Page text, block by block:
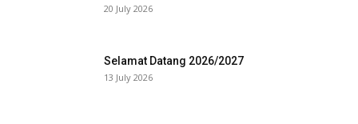
20 July 2026
Selamat Datang 2026/2027
13 July 2026